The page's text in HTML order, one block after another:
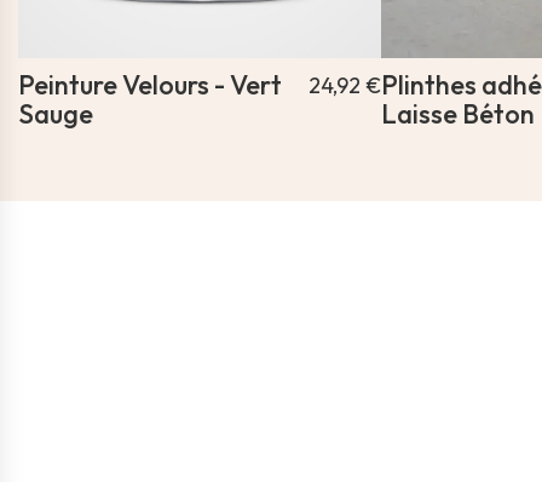
Peinture Velours - Vert
Sauge
24,92 €Plinthes
Laisse Béton